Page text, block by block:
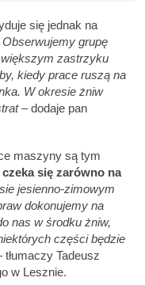
się jednak na
Obserwujemy grupę
większym zastrzyku
kiedy prace ruszą na
W okresie żniw
–dodaje pan
maszyny są tym
się zarówno na
jesienno-zimowym
dokonujemy na
nas w środku żniw,
części będzie
tłumaczy Tadeusz
w Lesznie.